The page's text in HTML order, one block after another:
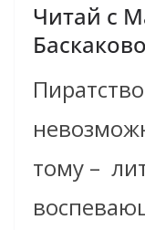
Читай с
тому –